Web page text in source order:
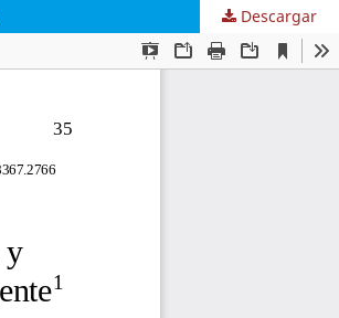
Descargar